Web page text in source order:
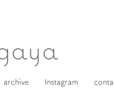
archive Instagram